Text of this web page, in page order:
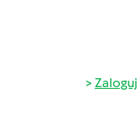
Zaloguj